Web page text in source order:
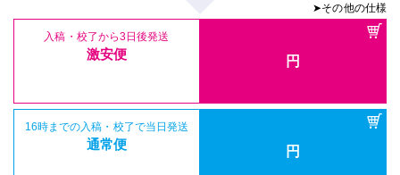
➤その他の仕様
入稿・校了から3日後発送
激安便 円
16時までの入稿・校了で当日発送
通常便 円